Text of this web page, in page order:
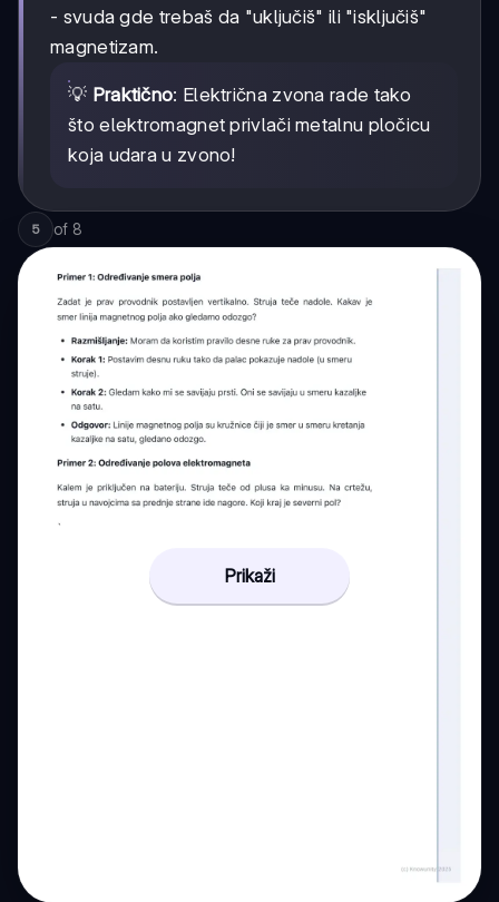
- svuda gde trebaš da "uključiš" ili "isključiš"
magnetizam.
💡 Praktično: Električna zvona rade tako
što elektromagnet privlači metalnu pločicu
koja udara u zvono!
5 of 8
Prikaži